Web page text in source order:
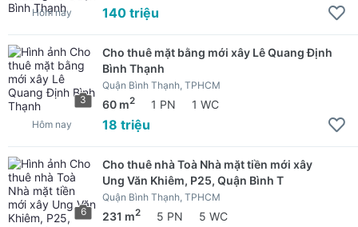
140 triệu
Hôm nay
3
Cho thuê mặt bằng mới xây Lê Quang Định
Bình Thạnh
Quận Bình Thạnh, TPHCM
60 m2 1 PN 1 WC
18 triệu
Hôm nay
6
Cho thuê nhà Toà Nhà mặt tiền mới xây
Ung Văn Khiêm, P25, Quận Bình T
Quận Bình Thạnh, TPHCM
231 m2 5 PN 5 WC